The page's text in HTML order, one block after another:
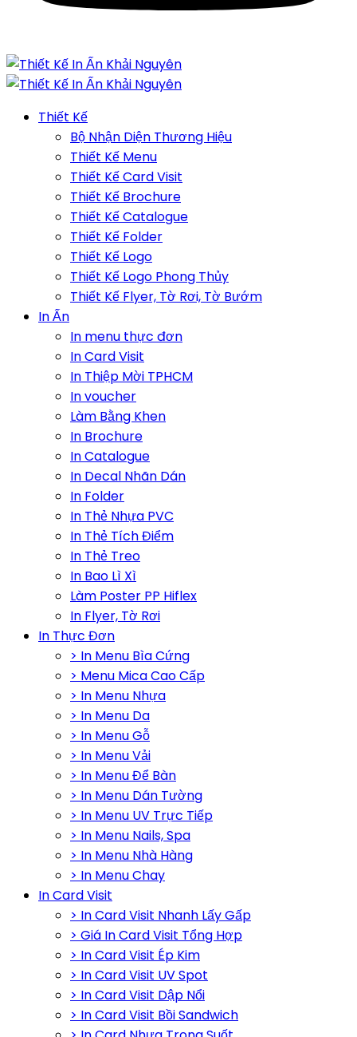
Thiết Kế
Bộ Nhận Diện Thương Hiệu
Thiết Kế Menu
Thiết Kế Card Visit
Thiết Kế Brochure
Thiết Kế Catalogue
Thiết Kế Folder
Thiết Kế Logo
Thiết Kế Logo Phong Thủy
Thiết Kế Flyer, Tờ Rơi, Tờ Bướm
In Ấn
In menu thực đơn
In Card Visit
In Thiệp Mời TPHCM
In voucher
Làm Bằng Khen
In Brochure
In Catalogue
In Decal Nhãn Dán
In Folder
In Thẻ Nhựa PVC
In Thẻ Tích Điểm
In Thẻ Treo
In Bao Lì Xì
Làm Poster PP Hiflex
In Flyer, Tờ Rơi
In Thực Đơn
> In Menu Bìa Cứng
> Menu Mica Cao Cấp
> In Menu Nhựa
> In Menu Da
> In Menu Gỗ
> In Menu Vải
> In Menu Để Bàn
> In Menu Dán Tường
> In Menu UV Trực Tiếp
> In Menu Nails, Spa
> In Menu Nhà Hàng
> In Menu Chay
In Card Visit
> In Card Visit Nhanh Lấy Gấp
> Giá In Card Visit Tổng Hợp
> In Card Visit Ép Kim
> In Card Visit UV Spot
> In Card Visit Dập Nổi
> In Card Visit Bồi Sandwich